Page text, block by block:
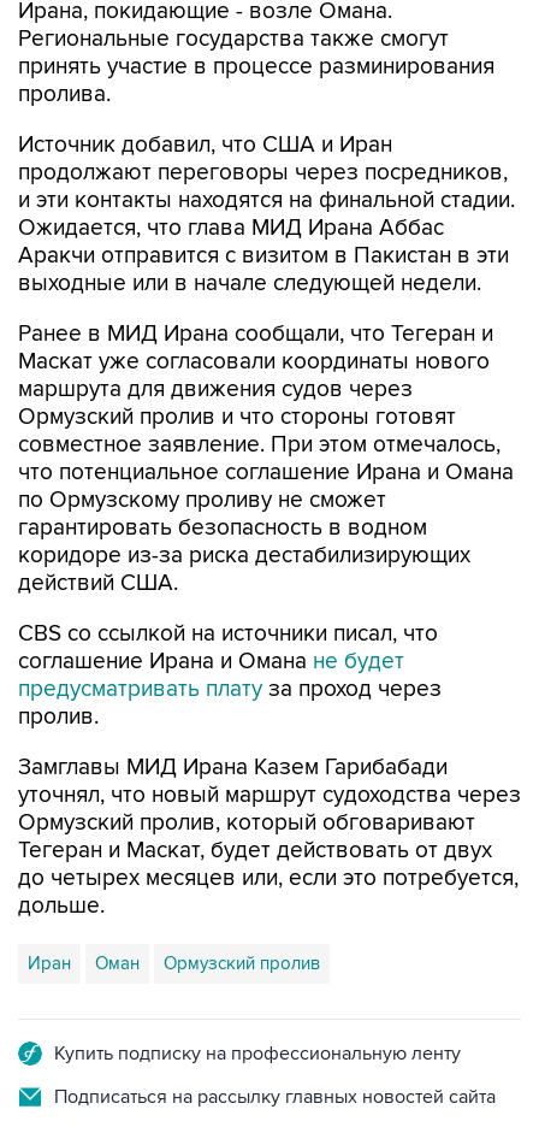
Ирана, покидающие - возле Омана.
Региональные государства также смогут
принять участие в процессе разминирования
пролива.
Источник добавил, что США и Иран
продолжают переговоры через посредников,
и эти контакты находятся на финальной стадии.
Ожидается, что глава МИД Ирана Аббас
Аракчи отправится с визитом в Пакистан в эти
выходные или в начале следующей недели.
Ранее в МИД Ирана сообщали, что Тегеран и
Маскат уже согласовали координаты нового
маршрута для движения судов через
Ормузский пролив и что стороны готовят
совместное заявление. При этом отмечалось,
что потенциальное соглашение Ирана и Омана
по Ормузскому проливу не сможет
гарантировать безопасность в водном
коридоре из-за риска дестабилизирующих
действий США.
CBS со ссылкой на источники писал, что
соглашение Ирана и Омана не будет
предусматривать плату за проход через
пролив.
Замглавы МИД Ирана Казем Гарибабади
уточнял, что новый маршрут судоходства через
Ормузский пролив, который обговаривают
Тегеран и Маскат, будет действовать от двух
до четырех месяцев или, если это потребуется,
дольше.
Иран Оман Ормузский пролив
Купить подписку на профессиональную ленту
Подписаться на рассылку главных новостей сайта